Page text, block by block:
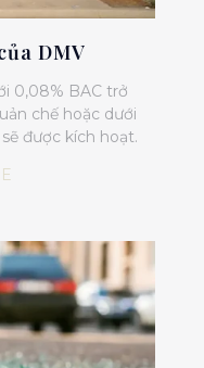
DMV
0,08% BAC trở
chế hoặc dưới
được kích hoạt.